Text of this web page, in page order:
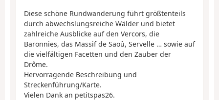
Diese schöne Rundwanderung führt größtenteils
durch abwechslungsreiche Wälder und bietet
zahlreiche Ausblicke auf den Vercors, die
Baronnies, das Massif de Saoû, Servelle … sowie auf
die vielfältigen Facetten und den Zauber der
Drôme.
Hervorragende Beschreibung und
Streckenführung/Karte.
Vielen Dank an petitspas26.